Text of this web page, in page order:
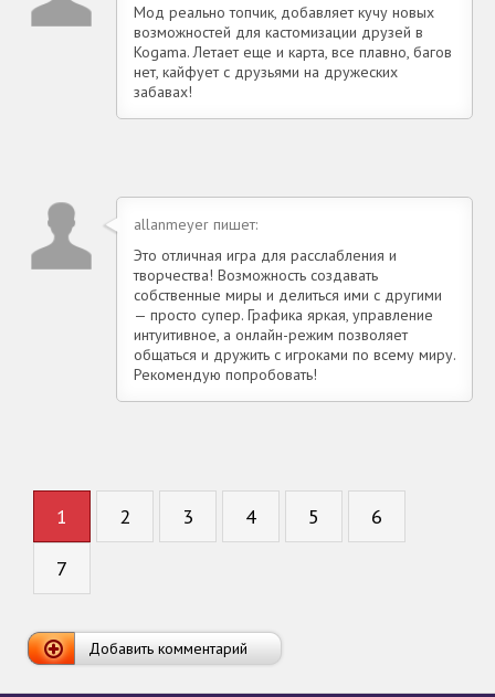
Мод реально топчик, добавляет кучу новых
возможностей для кастомизации друзей в
Kogama. Летает еще и карта, все плавно, багов
нет, кайфует с друзьями на дружеских
забавах!
allanmeyer пишет:
Это отличная игра для расслабления и
творчества! Возможность создавать
собственные миры и делиться ими с другими
— просто супер. Графика яркая, управление
интуитивное, а онлайн-режим позволяет
общаться и дружить с игроками по всему миру.
Рекомендую попробовать!
1 2 3 4 5 6
7
Добавить комментарий